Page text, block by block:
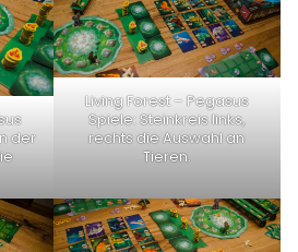
der
Living Forest – Pegasus
Spiele: Steinkreis links,
rechts die Auswahl an
Tieren.